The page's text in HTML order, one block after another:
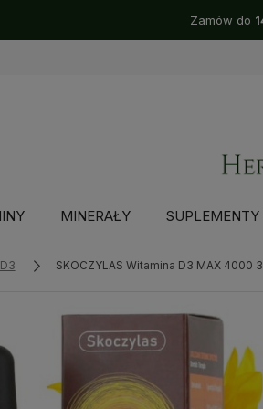
Zamów do
MINERAŁY SUPLEMENTY
SKOCZYLAS Witamina D3 MAX 4000